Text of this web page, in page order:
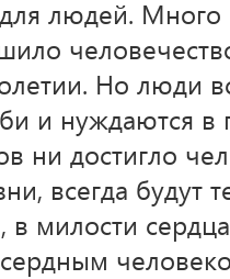
людей. Много
Но люди
и нуждаются
ни достигло
всегда будут
в милости